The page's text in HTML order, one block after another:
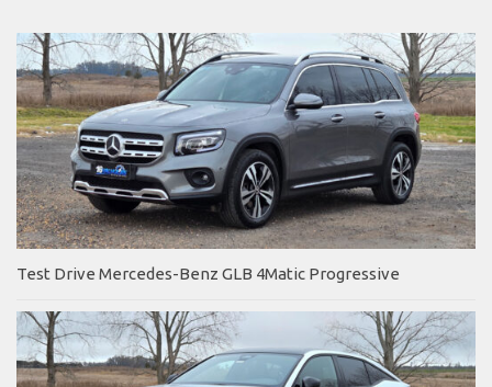
Test Drive Mercedes-Benz GLB 4Matic Progressive